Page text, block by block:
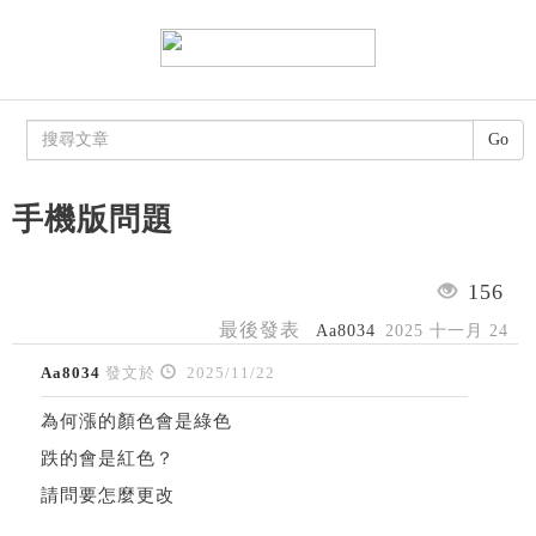
手機版問題
156
最後發表 Aa8034 2025 十一月 24
Aa8034 發文於 2025/11/22
為何漲的顏色會是綠色
跌的會是紅色？
請問要怎麼更改
Go